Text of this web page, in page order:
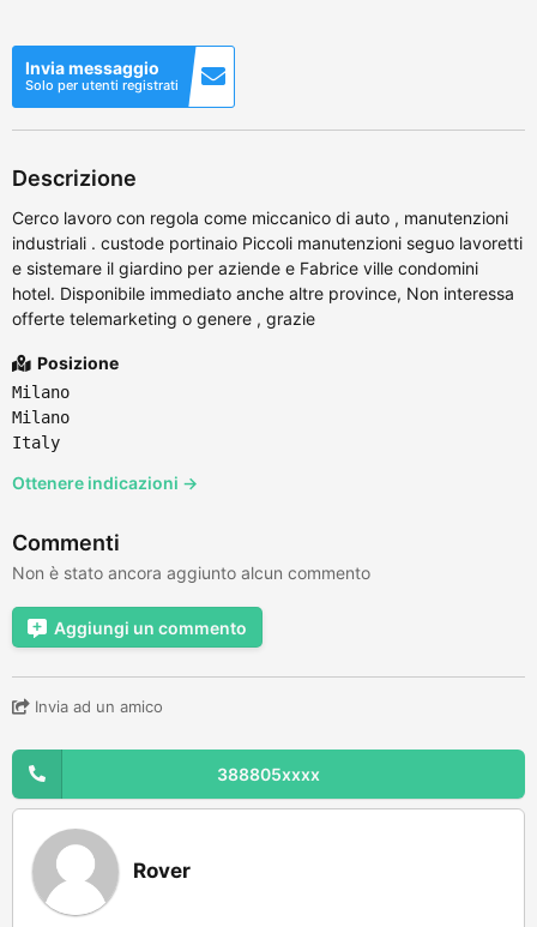
Invia messaggio
Solo per utenti registrati
Descrizione
Cerco lavoro con regola come miccanico di auto , manutenzioni
industriali . custode portinaio Piccoli manutenzioni seguo lavoretti
e sistemare il giardino per aziende e Fabrice ville condomini
hotel. Disponibile immediato anche altre province, Non interessa
offerte telemarketing o genere , grazie
Posizione
Milano
Milano
Italy
Ottenere indicazioni →
Commenti
Non è stato ancora aggiunto alcun commento
Aggiungi un commento
Invia ad un amico
388805xxxx
Rover